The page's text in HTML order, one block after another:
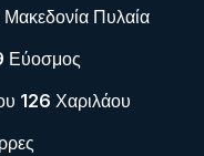
Πυλαία
Εύοσμος
126 Χαριλάου